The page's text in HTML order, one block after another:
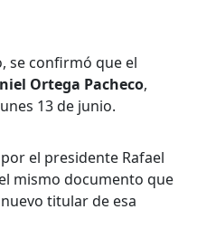
se confirmó que el
Ortega Pacheco,
13 de junio.
el presidente Rafael
mismo documento que
titular de esa